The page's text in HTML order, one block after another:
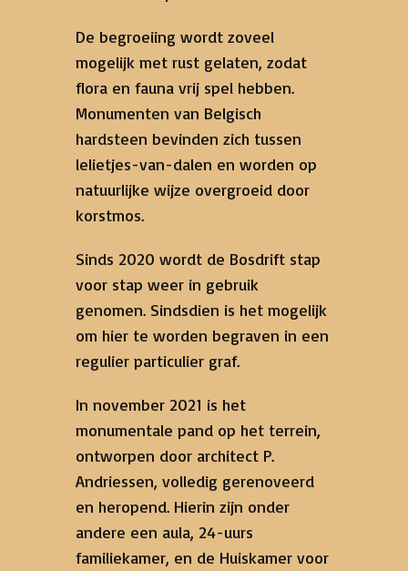
De begroeiing wordt zoveel
mogelijk met rust gelaten, zodat
flora en fauna vrij spel hebben.
Monumenten van Belgisch
hardsteen bevinden zich tussen
lelietjes-van-dalen en worden op
natuurlijke wijze overgroeid door
korstmos.
Sinds 2020 wordt de Bosdrift stap
voor stap weer in gebruik
genomen. Sindsdien is het mogelijk
om hier te worden begraven in een
regulier particulier graf.
In november 2021 is het
monumentale pand op het terrein,
ontworpen door architect P.
Andriessen, volledig gerenoveerd
en heropend. Hierin zijn onder
andere een aula, 24-uurs
familiekamer, en de Huiskamer voor